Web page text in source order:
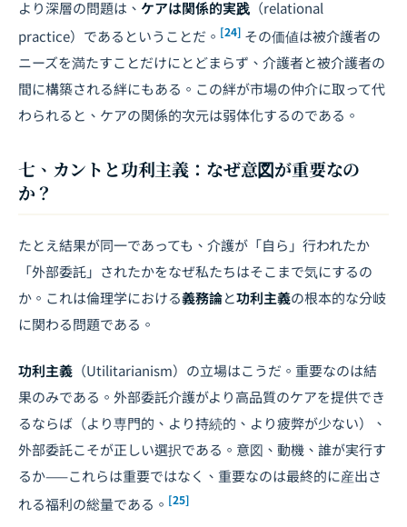
より深層の問題は、 ケアは関係的実践 （relational
practice）であるということだ。 [24] その価値は被介護者の
ニーズを満たすことだけにとどまらず、介護者と被介護者の
間に構築される絆にもある。この絆が市場の仲介に取って代
わられると、ケアの関係的次元は弱体化するのである。
七、カントと功利主義：なぜ意図が重要なの
か？
たとえ結果が同一であっても、介護が「自ら」行われたか
「外部委託」されたかをなぜ私たちはそこまで気にするの
か。これは倫理学における義務論と功利主義の根本的な分岐
に関わる問題である。
功利主義 （Utilitarianism）の立場はこうだ。重要なのは結
果のみである。外部委託介護がより高品質のケアを提供でき
るならば（より専門的、より持続的、より疲弊が少ない）、
外部委託こそが正しい選択である。意図、動機、誰が実行す
るか——これらは重要ではなく、重要なのは最終的に産出さ
れる福利の総量である。 [25]